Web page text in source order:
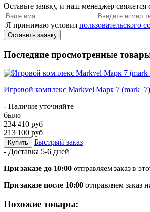
Оставьте заявку, и наш менеджер
Я принимаю условия пользовательского
Оставить заявку
Последние просмотренные
Игровой комплекс Markvel Марк 7 (mark_7)
- Наличие уточняйте
было
234 410 руб
213 100 руб
Купить
Быстрый заказ
- Доставка 5-6 дней
При заказе до 10:00 отправляем заказ в
При заказе после 10:00 отправляем заказ
Похожие товары: